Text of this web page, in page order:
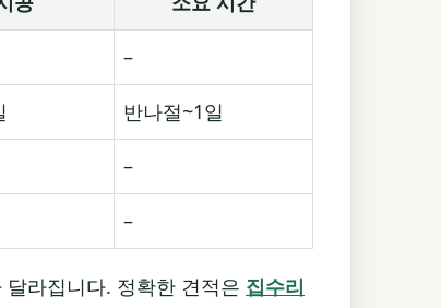
–
반나절~1일
–
–
라집니다. 정확한 견적은 집수리